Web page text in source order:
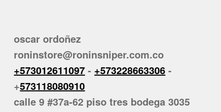
oscar ordoñez
roninstore@roninsniper.com.co
+573012611097 - +573228663306 -
+573118080910
calle 9 #37a-62 piso tres bodega 3035